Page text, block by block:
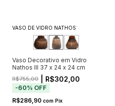
VASO DE VIDRO NATHOS:
Vaso Decorativo em Vidro
Nathos III 37 x 24 x 24 cm
R$755,00 | R$302,00
-60% OFF
R$286,90 com Pix